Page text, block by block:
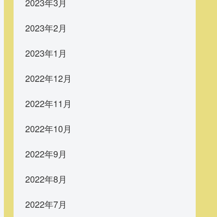
2023年2月
2023年1月
2022年12月
2022年11月
2022年10月
2022年9月
2022年8月
2022年7月